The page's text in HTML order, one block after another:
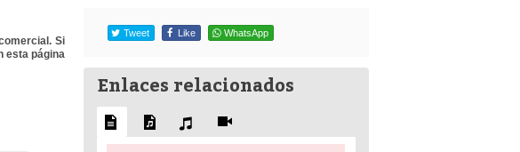
Si
esta página
Tweet Like WhatsApp
Enlaces relacionados